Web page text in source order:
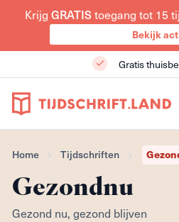
Krijg GRATIStoegang tot 15
Bekijk
Gratis
Home Tijdschriften
Gezondnu
Gezond nu, gezond blijven